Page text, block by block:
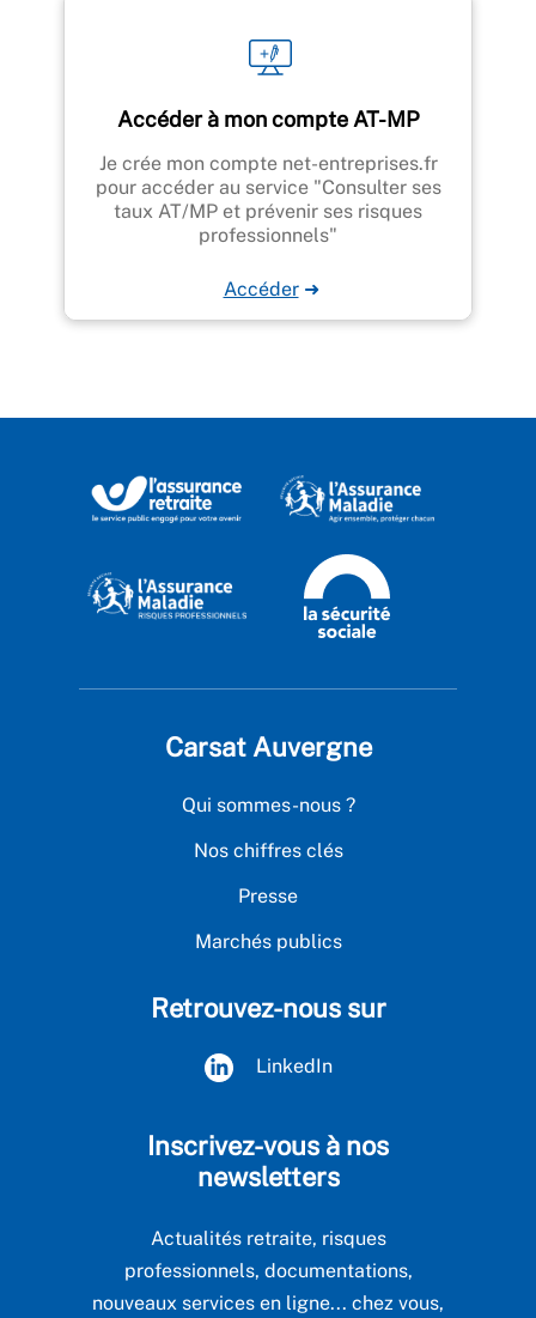
Accéder à mon compte AT-MP
Je crée mon compte net-entreprises.fr
pour accéder au service "Consulter ses
taux AT/MP et prévenir ses risques
professionnels"
Accéder ➜
Carsat Auvergne
Qui sommes-nous ?
Nos chiffres clés
Presse
Marchés publics
Retrouvez-nous sur
LinkedIn
Inscrivez-vous à nos
newsletters
Actualités retraite, risques
professionnels, documentations,
nouveaux services en ligne... chez vous,